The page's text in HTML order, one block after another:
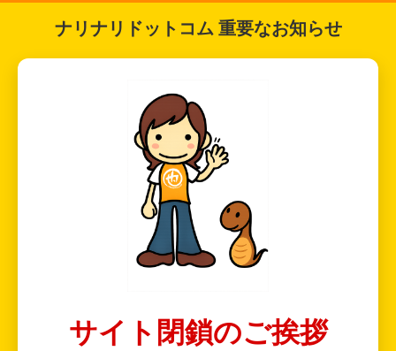
ナリナリドットコム 重要なお知らせ
サイト閉鎖のご挨拶